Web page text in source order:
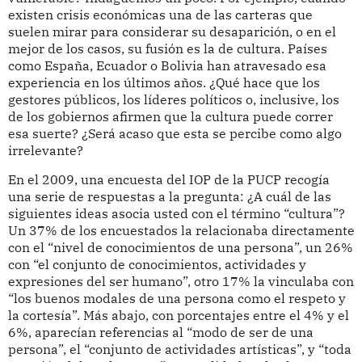
existen crisis económicas una de las carteras que
suelen mirar para considerar su desaparición, o en el
mejor de los casos, su fusión es la de cultura. Países
como España, Ecuador o Bolivia han atravesado esa
experiencia en los últimos años. ¿Qué hace que los
gestores públicos, los líderes políticos o, inclusive, los
de los gobiernos afirmen que la cultura puede correr
esa suerte? ¿Será acaso que esta se percibe como algo
irrelevante?
En el 2009, una encuesta del IOP de la PUCP recogía
una serie de respuestas a la pregunta: ¿A cuál de las
siguientes ideas asocia usted con el término “cultura”?
Un 37% de los encuestados la relacionaba directamente
con el “nivel de conocimientos de una persona”, un 26%
con “el conjunto de conocimientos, actividades y
expresiones del ser humano”, otro 17% la vinculaba con
“los buenos modales de una persona como el respeto y
la cortesía”. Más abajo, con porcentajes entre el 4% y el
6%, aparecían referencias al “modo de ser de una
persona”, el “conjunto de actividades artísticas”, y “toda